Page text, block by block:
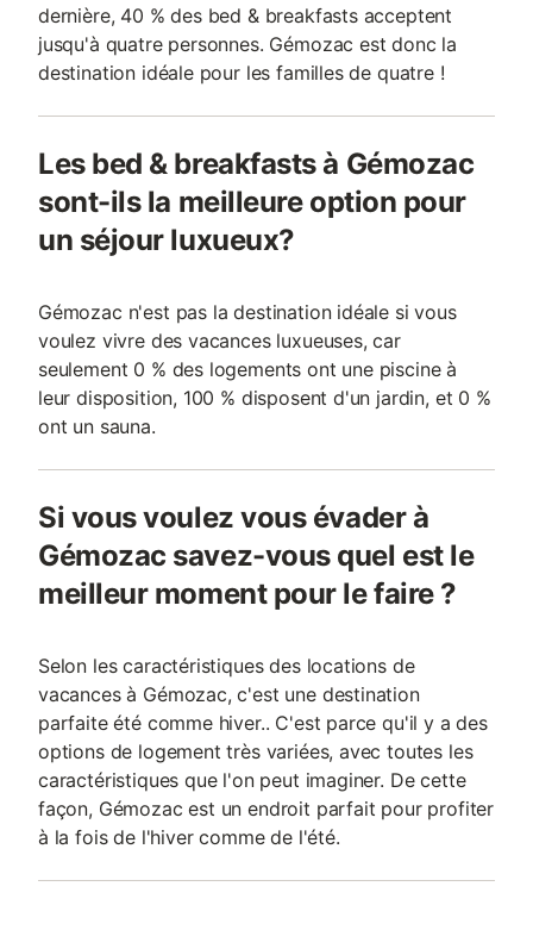
dernière, 40 % des bed & breakfasts acceptent
jusqu'à quatre personnes. Gémozac est donc la
destination idéale pour les familles de quatre !
Les bed & breakfasts à Gémozac
sont-ils la meilleure option pour
un séjour luxueux?
Gémozac n'est pas la destination idéale si vous
voulez vivre des vacances luxueuses, car
seulement 0 % des logements ont une piscine à
leur disposition, 100 % disposent d'un jardin, et 0 %
ont un sauna.
Si vous voulez vous évader à
Gémozac savez-vous quel est le
meilleur moment pour le faire ?
Selon les caractéristiques des locations de
vacances à Gémozac, c'est une destination
parfaite été comme hiver.. C'est parce qu'il y a des
options de logement très variées, avec toutes les
caractéristiques que l'on peut imaginer. De cette
façon, Gémozac est un endroit parfait pour profiter
à la fois de l'hiver comme de l'été.